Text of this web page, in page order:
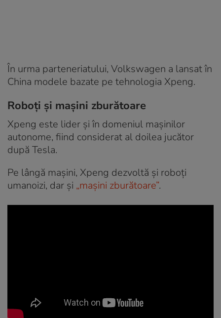
În urma parteneriatului, Volkswagen a lansat în
China modele bazate pe tehnologia Xpeng.
Roboți și mașini zburătoare
Xpeng este lider și în domeniul mașinilor
autonome, fiind considerat al doilea jucător
după Tesla.
Pe lângă mașini, Xpeng dezvoltă și roboți
umanoizi, dar și „mașini zburătoare”.